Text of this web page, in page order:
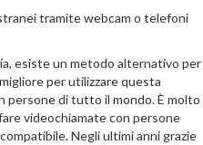
tramite webcam o telefoni
esiste un metodo alternativo per
per utilizzare questa
persone di tutto il mondo. È molto
videochiamate con persone
Negli ultimi anni grazie